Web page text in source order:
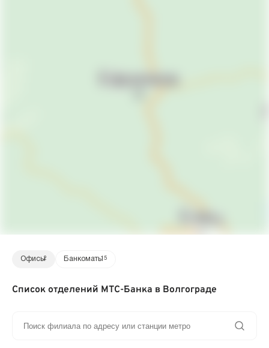
Офисы2 Банкоматы15
Список отделений МТС-Банка в Волгограде